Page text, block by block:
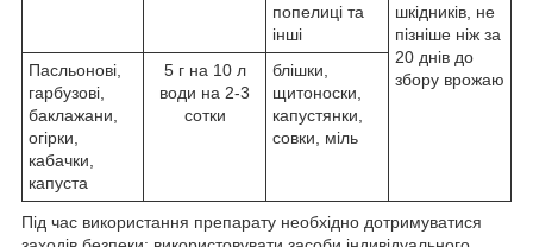
попелиці та
інші
шкідників, не
пізніше ніж за
20 днів до
збору врожаю
Пасльонові,
гарбузові,
баклажани,
огірки,
кабачки,
капуста
5 г на 10 л
води на 2-3
сотки
блішки,
щитоноски,
капустянки,
совки, міль
Під час використання препарату необхідно дотримуватися